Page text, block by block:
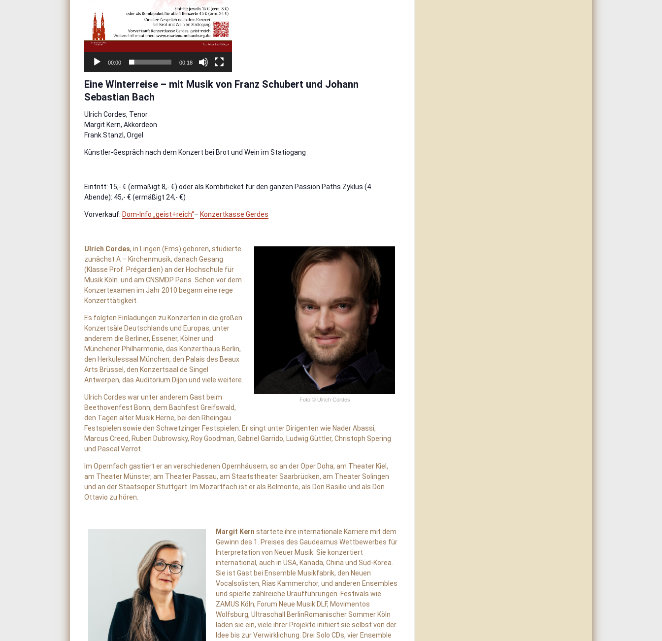
00:00 00:18
Eine Winterreise – mit Musik von Franz Schubert und Johann
Sebastian Bach
Ulrich Cordes, Tenor
Margit Kern, Akkordeon
Frank Stanzl, Orgel
Künstler-Gespräch nach dem Konzert bei Brot und Wein im Statiogang
Eintritt: 15,- € (ermäßigt 8,- €) oder als Kombiticket für den ganzen Passion Paths Zyklus (4
Abende): 45,- € (ermäßigt 24,- €)
Vorverkauf: Dom-Info „geist+reich“– Konzertkasse Gerdes
Foto © Ulrich Cordes
Ulrich Cordes, in Lingen (Ems) geboren, studierte
zunächst A – Kirchenmusik, danach Gesang
(Klasse Prof. Prégardien) an der Hochschule für
Musik Köln. und am CNSMDP Paris. Schon vor dem
Konzertexamen im Jahr 2010 begann eine rege
Konzerttätigkeit.
Es folgten Einladungen zu Konzerten in die großen
Konzertsäle Deutschlands und Europas, unter
anderem die Berliner, Essener, Kölner und
Münchener Philharmonie, das Konzerthaus Berlin,
den Herkulessaal München, den Palais des Beaux
Arts Brüssel, den Konzertsaal de Singel
Antwerpen, das Auditorium Dijon und viele weitere.
Ulrich Cordes war unter anderem Gast beim
Beethovenfest Bonn, dem Bachfest Greifswald,
den Tagen alter Musik Herne, bei den Rheingau
Festspielen sowie den Schwetzinger Festspielen. Er singt unter Dirigenten wie Nader Abassi,
Marcus Creed, Ruben Dubrowsky, Roy Goodman, Gabriel Garrido, Ludwig Güttler, Christoph Spering
und Pascal Verrot.
Im Opernfach gastiert er an verschiedenen Opernhäusern, so an der Oper Doha, am Theater Kiel,
am Theater Münster, am Theater Passau, am Staatstheater Saarbrücken, am Theater Solingen
und an der Staatsoper Stuttgart. Im Mozartfach ist er als Belmonte, als Don Basilio und als Don
Ottavio zu hören.
Margit Kern startete ihre internationale Karriere mit dem
Gewinn des 1. Preises des Gaudeamus Wettbewerbes für
Interpretation von Neuer Musik. Sie konzertiert
international, auch in USA, Kanada, China und Süd-Korea.
Sie ist Gast bei Ensemble Musikfabrik, den Neuen
Vocalsolisten, Rias Kammerchor, und anderen Ensembles
und spielte zahlreiche Uraufführungen. Festivals wie
ZAMUS Köln, Forum Neue Musik DLF, Movimentos
Wolfsburg, Ultraschall BerlinRomanischer Sommer Köln
laden sie ein, viele ihrer Projekte initiiert sie selbst von der
Idee bis zur Verwirklichung. Drei Solo CDs, vier Ensemble